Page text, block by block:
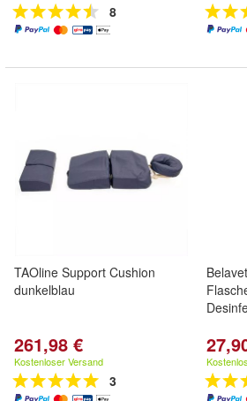
8
TAOline Support Cushion
dunkelblau
261,98 €
Kostenloser Versand
3